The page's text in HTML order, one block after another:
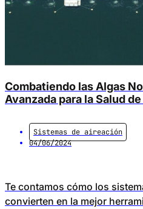
Combatiendo las Algas
Avanzada para la Salud
Sistemas de aireación
04/06/2024
Te contamos cómo los
convierten en la mejor